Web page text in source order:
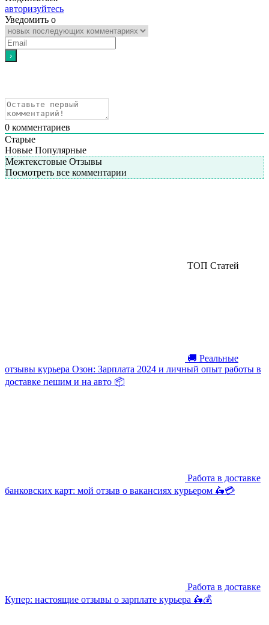
авторизуйтесь
Уведомить о
0 комментариев
Старые
Новые Популярные
Межтекстовые Отзывы
Посмотреть все комментарии
ТОП Статей
🚚 Реальные
отзывы курьера Озон: Зарплата 2024 и личный опыт работы в
доставке пешим и на авто 📦
Работа в доставке
банковских карт: мой отзыв о вакансиях курьером 🛵💳
Работа в доставке
Купер: настоящие отзывы о зарплате курьера 🛵💰